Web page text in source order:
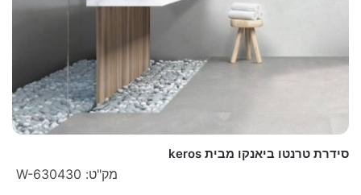
סידרת טרנטו ביאנקו מבית keros
מק"ט: W-630430